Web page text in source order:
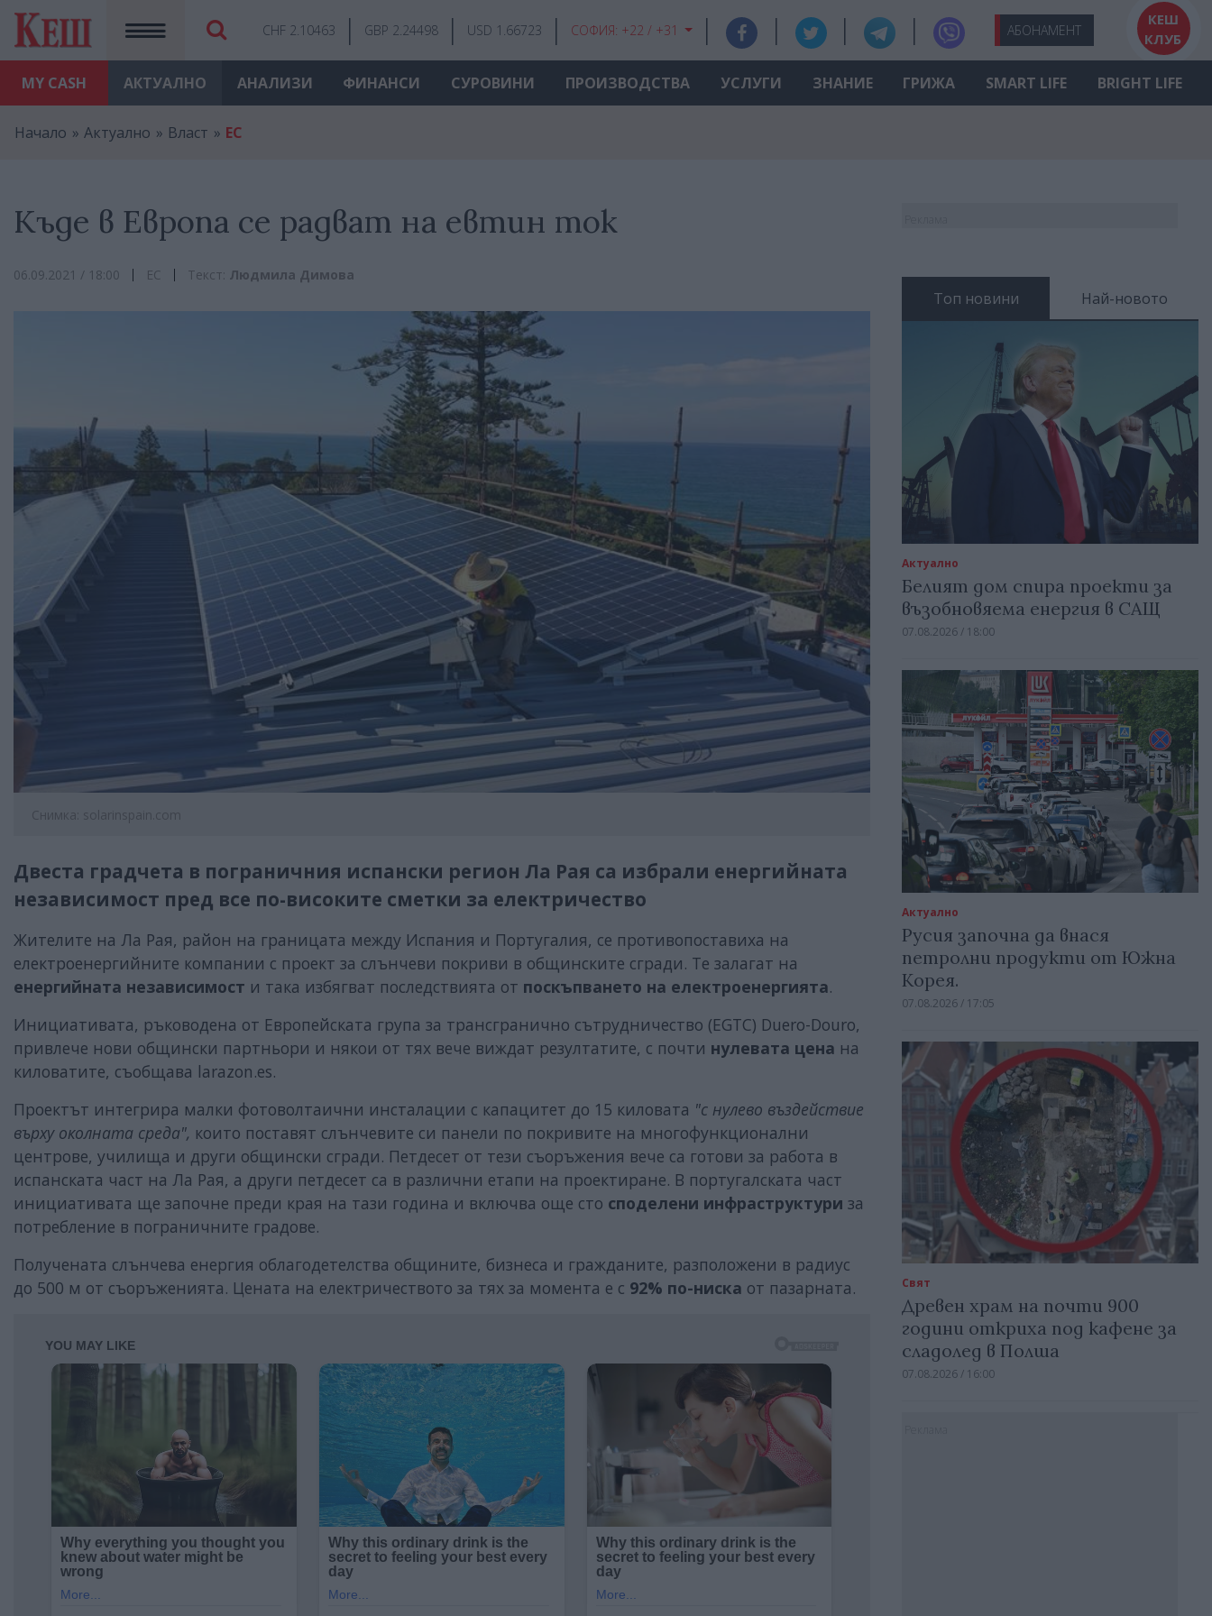
MY CASH
CHF 2.10463 GBP 2.24498 USD 1.66723 СОФИЯ: +22 / +31 АБОНАМЕНТ
КЕШ
КЛУБ
АКТУАЛНО АНАЛИЗИ ФИНАНСИ СУРОВИНИ ПРОИЗВОДСТВА УСЛУГИ ЗНАНИЕ ГРИЖА SMART LIFE BRIGHT LIFE
Начало Актуално Власт ЕС
Къде в Европа се радват на евтин ток
06.09.2021 / 18:00 ЕС Текст: Людмила Димова
Снимка: solarinspain.com
Двеста градчета в пограничния испански регион Ла Рая са избрали енергийната
независимост пред все по-високите сметки за електричество
Жителите на Ла Рая, район на границата между Испания и Португалия, се противопоставиха на
електроенергийните компании с проект за слънчеви покриви в общинските сгради. Те залагат на
енергийната независимост и така избягват последствията от поскъпването на електроенергията.
Инициативата, ръководена от Европейската група за трансгранично сътрудничество (EGTC) Duero-Douro,
привлече нови общински партньори и някои от тях вече виждат резултатите, с почти нулевата цена на
киловатите, съобщава larazon.es.
Проектът интегрира малки фотоволтаични инсталации с капацитет до 15 киловата "с нулево въздействие
върху околната среда", които поставят слънчевите си панели по покривите на многофункционални
центрове, училища и други общински сгради. Петдесет от тези съоръжения вече са готови за работа в
испанската част на Ла Рая, а други петдесет са в различни етапи на проектиране. В португалската част
инициативата ще започне преди края на тази година и включва още сто споделени инфраструктури за
потребление в пограничните градове.
Получената слънчева енергия облагодетелства общините, бизнеса и гражданите, разположени в радиус
до 500 м от съоръженията. Цената на електричеството за тях за момента е с 92% по-ниска от пазарната.
Топ новини Най-новото
Актуално
Белият дом спира проекти за
възобновяема енергия в САЩ
07.08.2026 / 18:00
Актуално
Русия започна да внася
петролни продукти от Южна
Корея.
07.08.2026 / 17:05
Свят
Древен храм на почти 900
години откриха под кафене за
сладолед в Полша
07.08.2026 / 16:00